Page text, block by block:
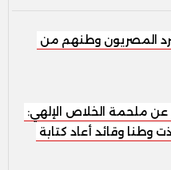
المصريون وطنهم من
ملحمة الخلاص الإلهي:
وطنا وقائد أعاد كتابة